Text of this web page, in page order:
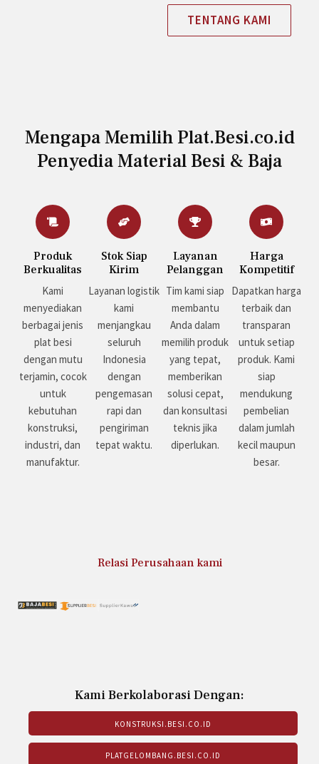
TENTANG KAMI
Mengapa Memilih Plat.Besi.co.id
Penyedia Material Besi & Baja
Produk
Berkualitas
Kami
menyediakan
berbagai jenis
plat besi
dengan mutu
terjamin, cocok
untuk
kebutuhan
konstruksi,
industri, dan
manufaktur.
Stok Siap
Kirim
Layanan logistik
kami
menjangkau
seluruh
Indonesia
dengan
pengemasan
rapi dan
pengiriman
tepat waktu.
Layanan
Pelanggan
Tim kami siap
membantu
Anda dalam
memilih produk
yang tepat,
memberikan
solusi cepat,
dan konsultasi
teknis jika
diperlukan.
Harga
Kompetitif
Dapatkan harga
terbaik dan
transparan
untuk setiap
produk. Kami
siap
mendukung
pembelian
dalam jumlah
kecil maupun
besar.
Relasi Perusahaan kami
Kami Berkolaborasi Dengan:
KONSTRUKSI.BESI.CO.ID
PLATGELOMBANG.BESI.CO.ID